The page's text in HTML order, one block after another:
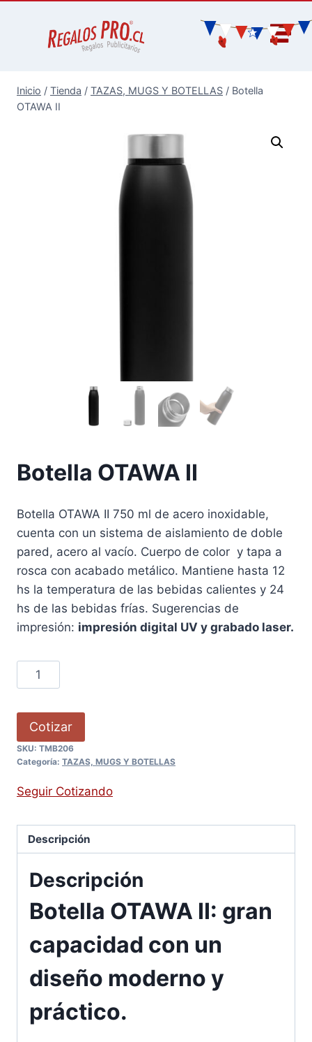
Inicio / Tienda / TAZAS, MUGS Y BOTELLAS / Botella
OTAWA II
Botella OTAWA II
Botella OTAWA II 750 ml de acero inoxidable,
cuenta con un sistema de aislamiento de doble
pared, acero al vacío. Cuerpo de color y tapa a
rosca con acabado metálico. Mantiene hasta 12
hs la temperatura de las bebidas calientes y 24
hs de las bebidas frías. Sugerencias de
impresión: impresión digital UV y grabado laser.
Cotizar
SKU: TMB206
Categoría: TAZAS, MUGS Y BOTELLAS
Seguir Cotizando
Descripción
Descripción
Botella OTAWA II: gran
capacidad con un
diseño moderno y
práctico.